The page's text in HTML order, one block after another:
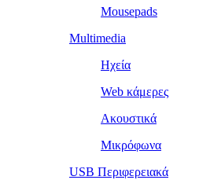
Mousepads
Multimedia
Ηχεία
Web κάμερες
Ακουστικά
Μικρόφωνα
USB Περιφερειακά